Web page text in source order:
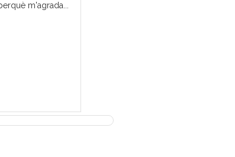
m'agrada...